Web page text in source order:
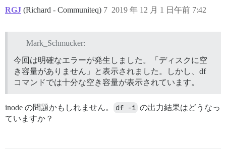
RGJ (Richard - Communiteq) 2019 年 12 月 1 日午前 7:42
7
Mark_Schmucker:
今回は明確なエラーが発生しました。「ディスクに空
き容量がありません」と表示されました。しかし、df
コマンドでは十分な空き容量が表示されています。
inode の問題かもしれません。 df -i の出力結果はどうなっ
ていますか？